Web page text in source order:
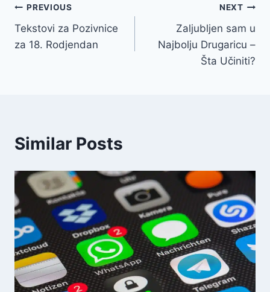
Navigacija
članaka
PREVIOUS
Tekstovi za Pozivnice
za 18. Rodjendan
NEXT
Zaljubljen sam u
Najbolju Drugaricu –
Šta Učiniti?
Similar Posts